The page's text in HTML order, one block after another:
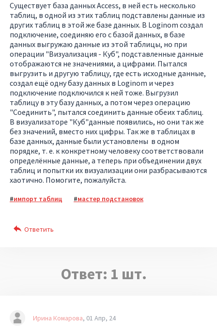
Существует база данных Access, в ней есть несколько
таблиц, в одной из этих таблиц подставлены данные из
других таблиц в этой же базе данных. В Loginom создал
подключение, соединяю его с базой данных, в базе
данных выгружаю данные из этой таблицы, но при
операции "Визуализация - Куб", подставленные данные
отображаются не значениями, а цифрами. Пытался
выгрузить и другую таблицу, где есть исходные данные,
создал ещё одну базу данных в Loginom и через
подключение подключился к ней тоже. Выгрузил
таблицу в эту базу данных, а потом через операцию
"Соединить", пытался соединить данные обеих таблиц.
В визуализаторе "Куб"данные появились, но они так же
без значений, вместо них цифры. Так же в таблицах в
базе данных, данные были установлены в одном
порядке, т. е. к конкретному человеку соответствовали
определённые данные, а теперь при объединении двух
таблиц и попытки их визуализации они разбрасываются
хаотично. Помогите, пожалуйста.
импорт таблиц мастер подстановок
Ответ: 1 шт.
Ирина Комарова 01 Апр, 24